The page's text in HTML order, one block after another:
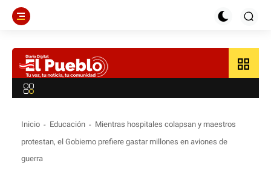
grid_view
Inicio Educación
Mientras hospitales colapsan y maestros
protestan, el Gobierno prefiere gastar millones en aviones de
guerra